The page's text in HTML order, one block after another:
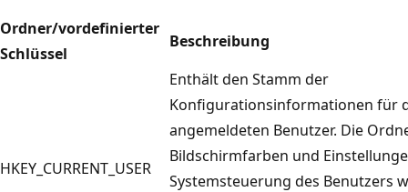
Ordner/vordefinierter
Schlüssel
Beschreibung
HKEY_CURRENT_USER
Enthält den Stamm der
Konfigurationsinformationen für
angemeldeten Benutzer. Die
Bildschirmfarben und
Systemsteuerung des Benutzers